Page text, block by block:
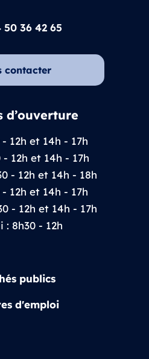
50 36 42 65
contacter
d’ouverture
12h et 14h - 17h
12h et 14h - 17h
- 12h et 14h - 18h
12h et 14h - 17h
- 12h et 14h - 17h
: 8h30 - 12h
publics
d'emploi